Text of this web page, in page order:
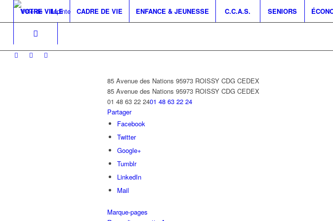
VOTRE VILLE CADRE DE VIE ENFANCE & JEUNESSE C.C.A.S. SENIORS
85 Avenue des Nations 95973 ROISSY CDG CEDEX
85 Avenue des Nations 95973 ROISSY CDG CEDEX
01 48 63 22 2401 48 63 22 24
Partager
Facebook
Twitter
Google+
Tumblr
LinkedIn
Mail
Marque-pages